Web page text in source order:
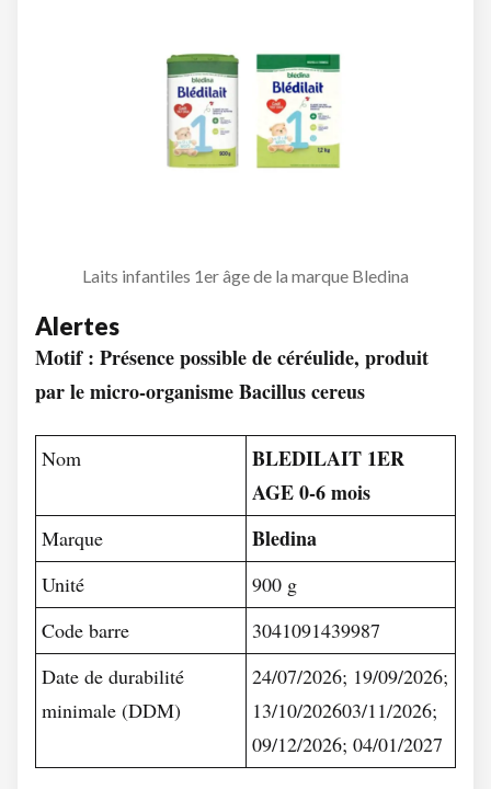
Laits infantiles 1er âge de la marque Bledina
Alertes
Motif : Présence possible de céréulide, produit
par le micro-organisme Bacillus cereus
Nom
BLEDILAIT 1ER
AGE 0-6 mois
Marque Bledina
Unité
900 g
Code barre
3041091439987
Date de durabilité
minimale (DDM)
24/07/2026; 19/09/2026;
13/10/202603/11/2026;
09/12/2026; 04/01/2027